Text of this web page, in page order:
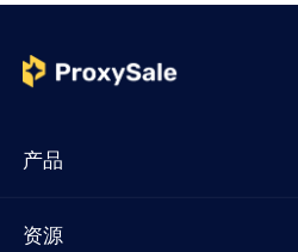
产品
资源